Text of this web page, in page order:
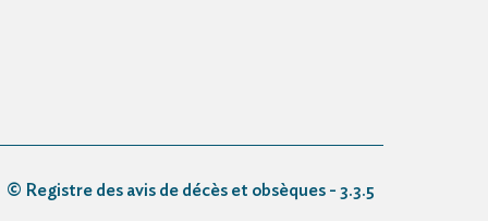
© Registre des avis de décès et obsèques - 3.3.5